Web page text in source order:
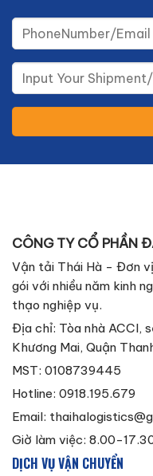
CÔNG TY CỔ PHẦN
Vận tải Thái Hà - Đơn
gói với nhiều năm kinh
thạo nghiệp vụ.
Địa chỉ: Tòa nhà ACCI,
Khương Mai, Quận
MST: 0108739445
Hotline: 0918.195.679
Email:
Giờ làm việc: 8.00-
DỊCH VỤ VẬN CHUYỂN